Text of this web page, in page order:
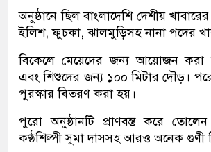
অনুষ্ঠানে ছিল বাংলাদেশি দেশীয়
ইলিশ, ফুচকা, ঝালমুড়িসহ নানা পদের
বিকেলে মেয়েদের জন্য আয়োজন করা
এবং শিশুদের জন্য ১০০ মিটার দৌড়।
পুরস্কার বিতরণ করা হয়।
পুরো অনুষ্ঠানটি প্রাণবন্ত করে তোলেন
কণ্ঠশিল্পী সুমা দাসসহ আরও অনেক গুণী